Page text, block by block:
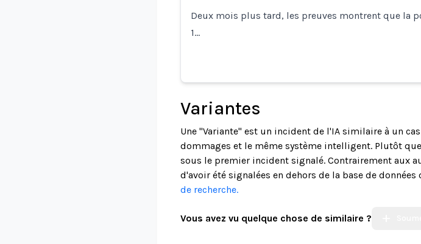
Deux mois plus tard, les preuves montrent que la
1…
Variantes
Une "Variante" est un incident de l'IA similaire à un
dommages et le même système intelligent. Plutôt
sous le premier incident signalé. Contrairement aux
d'avoir été signalées en dehors de la base de données
de recherche.
Vous avez vu quelque chose de similaire ?